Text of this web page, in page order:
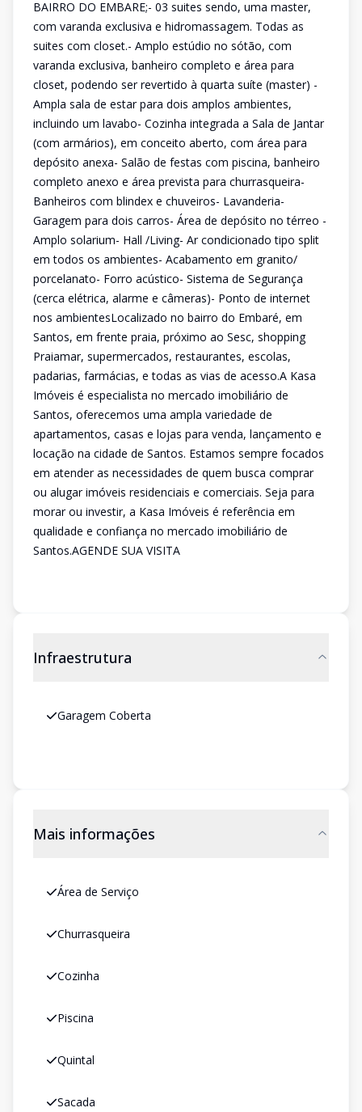
BAIRRO DO EMBARE;- 03 suites sendo, uma master,
com varanda exclusiva e hidromassagem. Todas as
suites com closet.- Amplo estúdio no sótão, com
varanda exclusiva, banheiro completo e área para
closet, podendo ser revertido à quarta suíte (master) -
Ampla sala de estar para dois amplos ambientes,
incluindo um lavabo- Cozinha integrada a Sala de Jantar
(com armários), em conceito aberto, com área para
depósito anexa- Salão de festas com piscina, banheiro
completo anexo e área prevista para churrasqueira-
Banheiros com blindex e chuveiros- Lavanderia-
Garagem para dois carros- Área de depósito no térreo -
Amplo solarium- Hall /Living- Ar condicionado tipo split
em todos os ambientes- Acabamento em granito/
porcelanato- Forro acústico- Sistema de Segurança
(cerca elétrica, alarme e câmeras)- Ponto de internet
nos ambientesLocalizado no bairro do Embaré, em
Santos, em frente praia, próximo ao Sesc, shopping
Praiamar, supermercados, restaurantes, escolas,
padarias, farmácias, e todas as vias de acesso.A Kasa
Imóveis é especialista no mercado imobiliário de
Santos, oferecemos uma ampla variedade de
apartamentos, casas e lojas para venda, lançamento e
locação na cidade de Santos. Estamos sempre focados
em atender as necessidades de quem busca comprar
ou alugar imóveis residenciais e comerciais. Seja para
morar ou investir, a Kasa Imóveis é referência em
qualidade e confiança no mercado imobiliário de
Santos.AGENDE SUA VISITA
Infraestrutura
Garagem Coberta
Mais informações
Área de Serviço
Churrasqueira
Cozinha
Piscina
Quintal
Sacada